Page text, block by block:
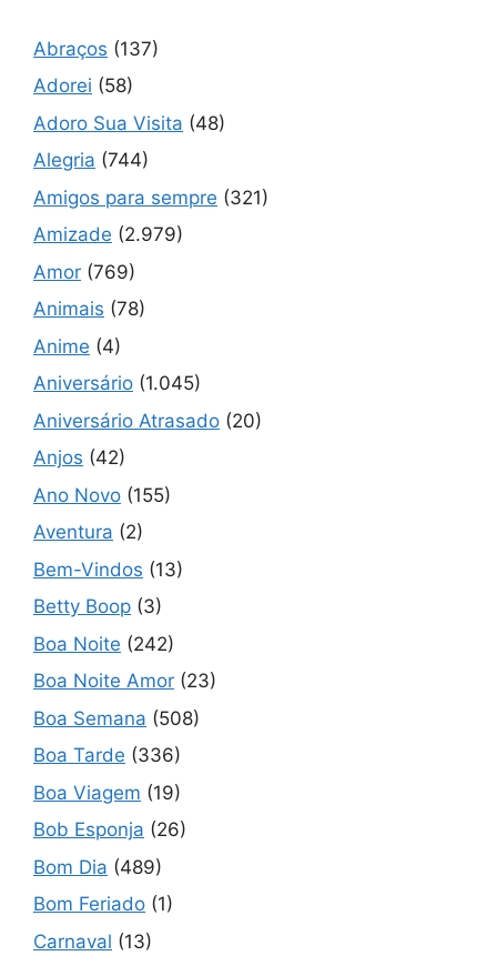
Abraços (137)
Adorei (58)
Adoro Sua Visita (48)
Alegria (744)
Amigos para sempre (321)
Amizade (2.979)
Amor (769)
Animais (78)
Anime (4)
Aniversário (1.045)
Aniversário Atrasado (20)
Anjos (42)
Ano Novo (155)
Aventura (2)
Bem-Vindos (13)
Betty Boop (3)
Boa Noite (242)
Boa Noite Amor (23)
Boa Semana (508)
Boa Tarde (336)
Boa Viagem (19)
Bob Esponja (26)
Bom Dia (489)
Bom Feriado (1)
Carnaval (13)